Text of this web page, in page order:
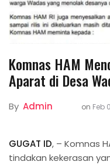
Komnas HAM
Aparat di Desa
By Admin on Feb
GUGAT ID, – Komnas
tindakan kekerasan